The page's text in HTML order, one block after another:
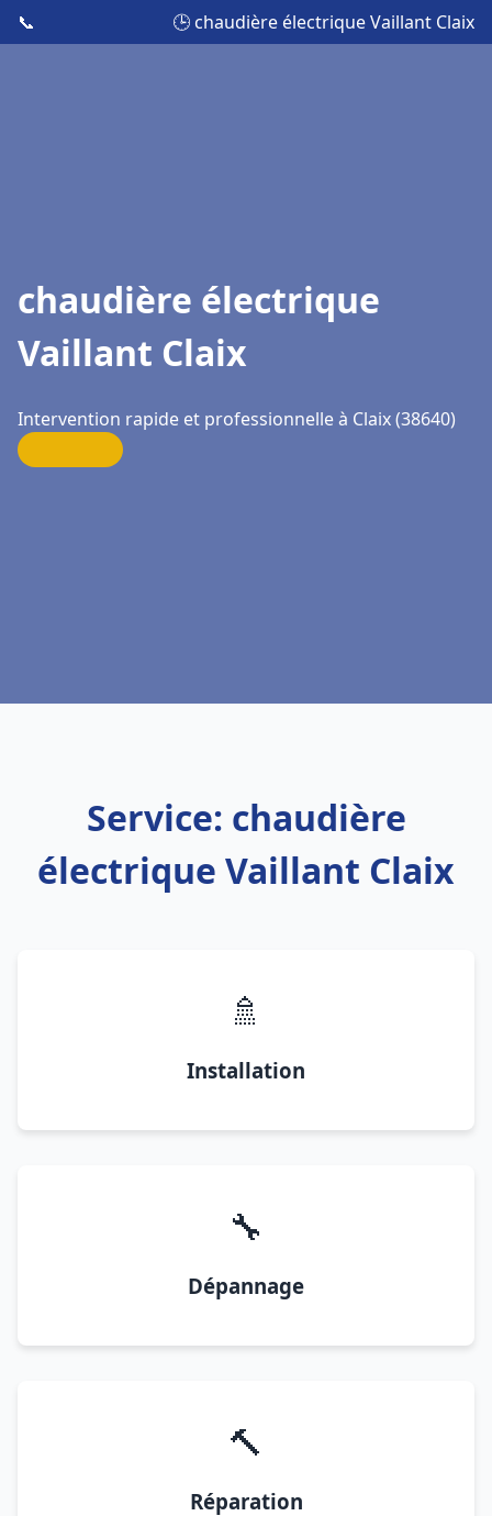
📞 🕒 chaudière électrique Vaillant Claix
chaudière électrique
Vaillant Claix
Intervention rapide et professionnelle à Claix (38640)
Service: chaudière
électrique Vaillant Claix
🚿
Installation
🔧
Dépannage
🔨
Réparation